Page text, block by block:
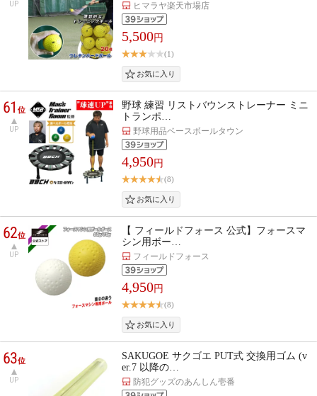
UP ヒマラヤ楽天市場店
5,500円
(1)
61位
UP
野球 練習 リストバウンストレーナー ミニ
トランポ…
野球用品ベースボールタウン
4,950円
(8)
62位
UP
【 フィールドフォース 公式】フォースマ
シン用ボー…
フィールドフォース
4,950円
(8)
63位
UP
SAKUGOE サクゴエ PUT式 交換用ゴム (v
er.7 以降の…
防犯グッズのあんしん壱番